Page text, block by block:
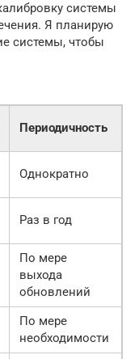
системы
Я планирую
системы, чтобы
Периодичность
Однократно
Раз в год
По мере
выхода
обновлений
По мере
необходимости